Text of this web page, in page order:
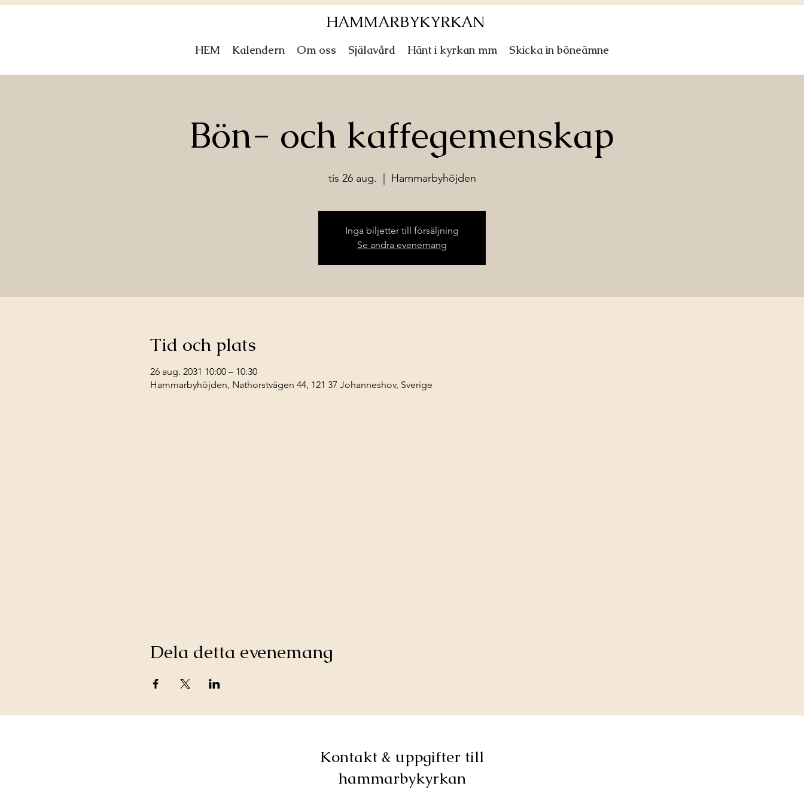
HAMMARBYKYRKAN
HEM Kalendern Om oss Själavård Hänt i kyrkan mm Skicka in böneämne
Bön- och kaffegemenskap
tis 26 aug. Hammarbyhöjden
Inga biljetter till försäljning
Se andra evenemang
Tid och plats
26 aug. 2031 10:00 – 10:30
Hammarbyhöjden, Nathorstvägen 44, 121 37 Johanneshov, Sverige
Dela detta evenemang
Kontakt & uppgifter till
hammarbykyrkan